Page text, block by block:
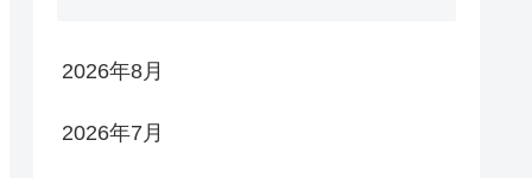
2026年8月
2026年7月